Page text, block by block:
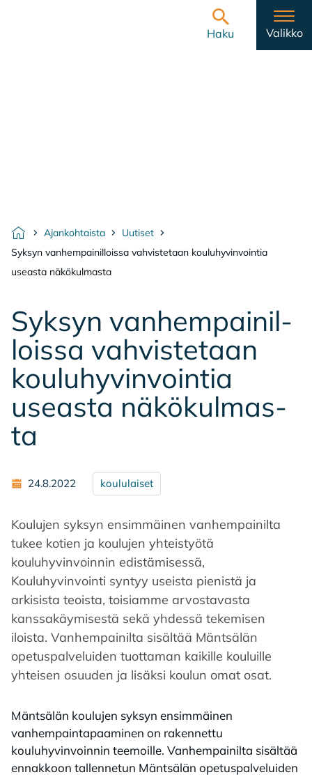
Haku
Valikko
Etusivu
Ajankohtaista
Uutiset
Syksyn vanhempainilloissa vahvistetaan kouluhyvinvointia
useasta näkökulmasta
Syk­syn van­hem­pai­nil­
lois­sa vah­vis­te­taan
kou­lu­hy­vin­voin­tia
useas­ta nä­kö­kul­mas­
ta
24.8.2022 koululaiset
Koulujen syksyn ensimmäinen vanhempainilta
tukee kotien ja koulujen yhteistyötä
kouluhyvinvoinnin edistämisessä,
Kouluhyvinvointi syntyy useista pienistä ja
arkisista teoista, toisiamme arvostavasta
kanssakäymisestä sekä yhdessä tekemisen
iloista. Vanhempainilta sisältää Mäntsälän
opetuspalveluiden tuottaman kaikille kouluille
yhteisen osuuden ja lisäksi koulun omat osat.
Mäntsälän koulujen syksyn ensimmäinen
vanhempaintapaaminen on rakennettu
kouluhyvinvoinnin teemoille. Vanhempainilta sisältää
ennakkoon tallennetun Mäntsälän opetuspalveluiden